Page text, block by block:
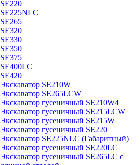
SE220
SE225NLC
SE265
SE320
SE330
SE350
SE375
SE400LC
SE420
Экскаватор SE210W
Экскаватор SE265LCW
Экскаватор гусеничный SE210W4
Экскаватор гусеничный SE215LCW
Экскаватор гусеничный SE215W
Экскаватор гусеничный SE220
Экскаватор SE225NLC (Габаритный)
Экскаватор гусеничный SE220LC
Экскаватор гусеничный SE265LC с